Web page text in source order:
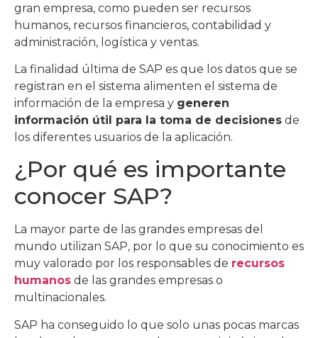
gran empresa, como pueden ser recursos
humanos, recursos financieros, contabilidad y
administración, logística y ventas.
La finalidad última de SAP es que los datos que se
registran en el sistema alimenten el sistema de
información de la empresa y generen
información útil para la toma de decisiones de
los diferentes usuarios de la aplicación.
¿Por qué es importante
conocer SAP?
La mayor parte de las grandes empresas del
mundo utilizan SAP, por lo que su conocimiento es
muy valorado por los responsables de recursos
humanos de las grandes empresas o
multinacionales.
SAP ha conseguido lo que solo unas pocas marcas